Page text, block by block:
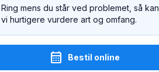
Ring mens du står ved problemet, så kan
vi hurtigere vurdere art og omfang.
calendar_month Bestil online